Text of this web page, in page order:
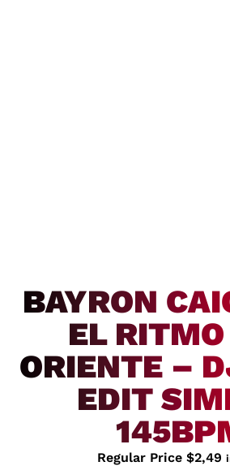
BAYRON
EL
ORIENTE –
EDIT
Regular Price $2,49